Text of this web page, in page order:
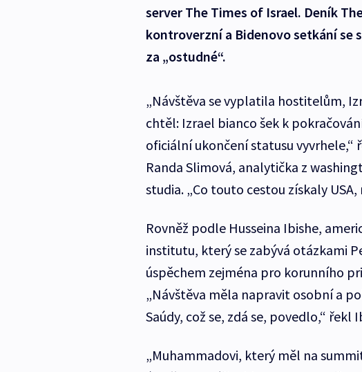
server The Times of Israel. Deník
kontroverzní a Bidenovo setkání se
za „ostudné“.
„Návštěva se vyplatila hostitelům,
chtěl: Izrael bianco šek k
oficiální ukončení statusu vyvrhele,“
Randa Slimová, analytička z
studia. „Co touto cestou získaly USA,
Rovněž podle Husseina Ibishe,
institutu, který se zabývá otázkami
úspěchem zejména pro korunního
„Návštěva měla napravit osobní a
Saúdy, což se, zdá se, povedlo,“ řekl
„Muhammadovi, který měl na